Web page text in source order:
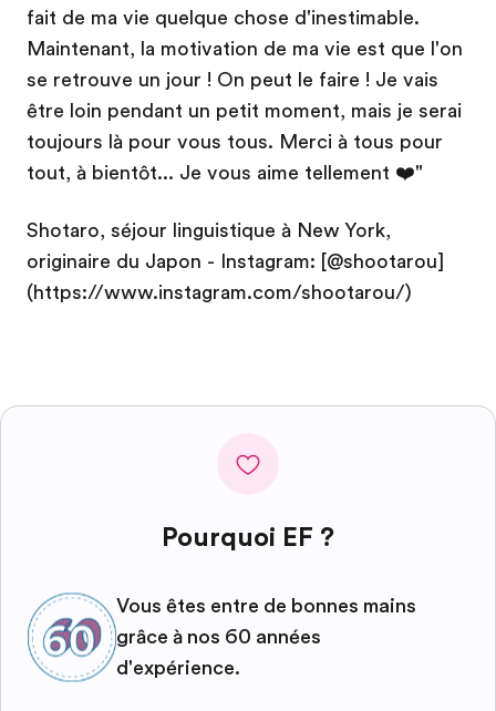
fait de ma vie quelque chose d'inestimable.
Maintenant, la motivation de ma vie est que l'on
se retrouve un jour ! On peut le faire ! Je vais
être loin pendant un petit moment, mais je serai
toujours là pour vous tous. Merci à tous pour
tout, à bientôt... Je vous aime tellement ❤️"
Shotaro, séjour linguistique à New York,
originaire du Japon - Instagram: [@shootarou]
(https://www.instagram.com/shootarou/)
Pourquoi EF ?
Vous êtes entre de bonnes mains
grâce à nos 60 années
d'expérience.